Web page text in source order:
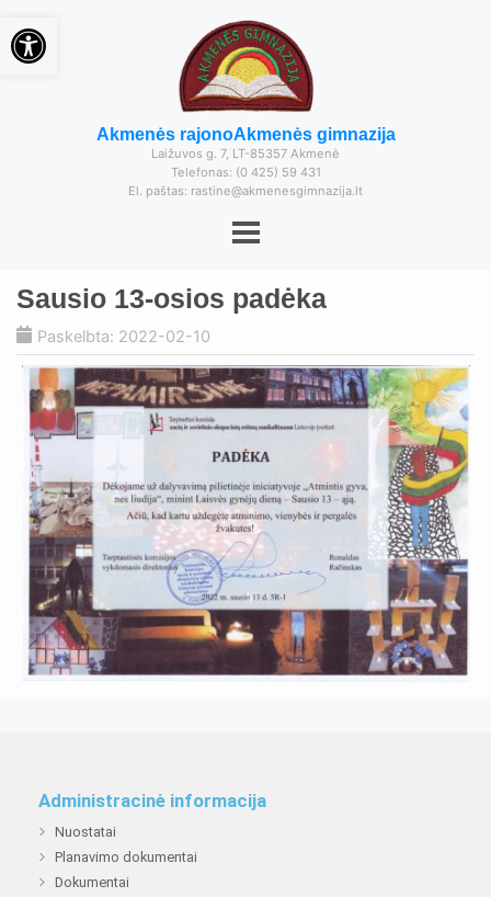
Akmenės rajonoAkmenės gimnazija
Laižuvos g. 7, LT-85357 Akmenė
Telefonas: (0 425) 59 431
El. paštas: rastine@akmenesgimnazija.lt
Sausio 13-osios padėka
Paskelbta: 2022-02-10
Administracinė informacija
Nuostatai
Planavimo dokumentai
Dokumentai
Open toolbar